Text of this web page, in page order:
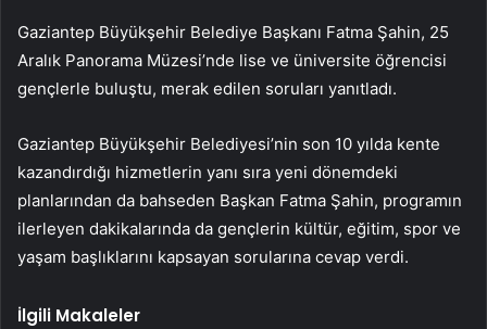
Gaziantep Büyükşehir Belediye Başkanı Fatma Şahin, 25
Aralık Panorama Müzesi’nde lise ve üniversite öğrencisi
gençlerle buluştu, merak edilen soruları yanıtladı.
Gaziantep Büyükşehir Belediyesi’nin son 10 yılda kente
kazandırdığı hizmetlerin yanı sıra yeni dönemdeki
planlarından da bahseden Başkan Fatma Şahin, programın
ilerleyen dakikalarında da gençlerin kültür, eğitim, spor ve
yaşam başlıklarını kapsayan sorularına cevap verdi.
İlgili Makaleler